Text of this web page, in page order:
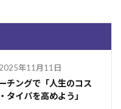
2025年11月11日
チングで「人生のコス
タイパを高めよう」